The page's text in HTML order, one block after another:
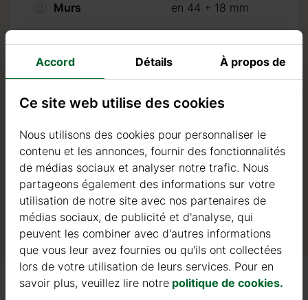
Murs
en 44 + 18 mm
Surface du toit
57
Surface de la
terrasse
10
Pente du toit 10 degrés
sur “Procéder au
Accord Détails À propos de
Ce site web utilise des cookies
Nous utilisons des cookies pour personnaliser le
contenu et les annonces, fournir des fonctionnalités
de médias sociaux et analyser notre trafic. Nous
partageons également des informations sur votre
utilisation de notre site avec nos partenaires de
médias sociaux, de publicité et d'analyse, qui
peuvent les combiner avec d'autres informations
que vous leur avez fournies ou qu'ils ont collectées
lors de votre utilisation de leurs services. Pour en
savoir plus, veuillez lire notre politique de cookies.